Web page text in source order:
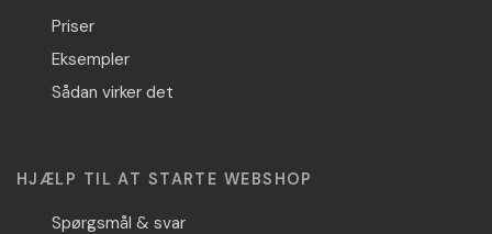
Priser
Eksempler
Sådan virker det
HJÆLP TIL AT STARTE WEBSHOP
Spørgsmål & svar